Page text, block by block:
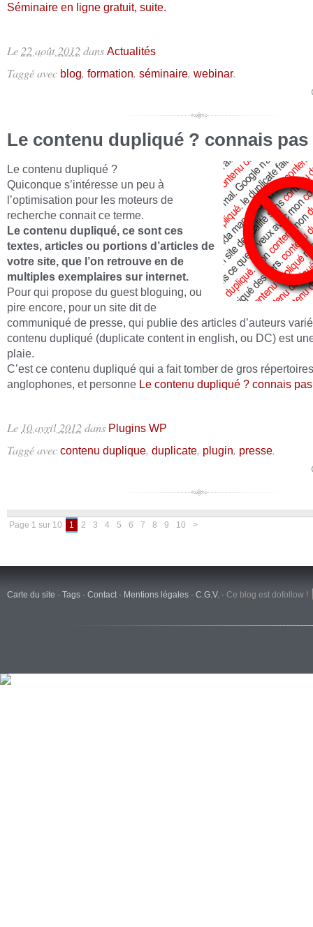
Séminaire en ligne gratuit, suite.
Le 22 août 2012dans Actualités
Taggé avec blog, formation, séminaire, webinar.
Le contenu dupliqué ? connais pas
Le contenu dupliqué ?
Quiconque s’intéresse un peu à
l’optimisation pour les moteurs de
recherche connait ce terme.
Le contenu dupliqué, ce sont ces
textes, articles ou portions d’articles de
votre site, que l’on retrouve en de
multiples exemplaires sur internet.
Pour qui propose du guest bloguing, ou
pire encore, pour un site dit de
communiqué de presse, qui publie des articles d’auteurs
contenu dupliqué (duplicate content in english, ou DC) est
plaie.
C’est ce contenu dupliqué qui a fait tomber de gros
anglophones, et personne Le contenu dupliqué ? connais
Le 10 avril 2012dans Plugins WP
Taggé avec contenu duplique, duplicate, plugin, presse.
Page 1 sur 10 1 2 3 4 5 6 7 8 9 10 >
Carte du site - Tags - Contact- Mentions légales - C.G.V. - Ce blog est dofollow !